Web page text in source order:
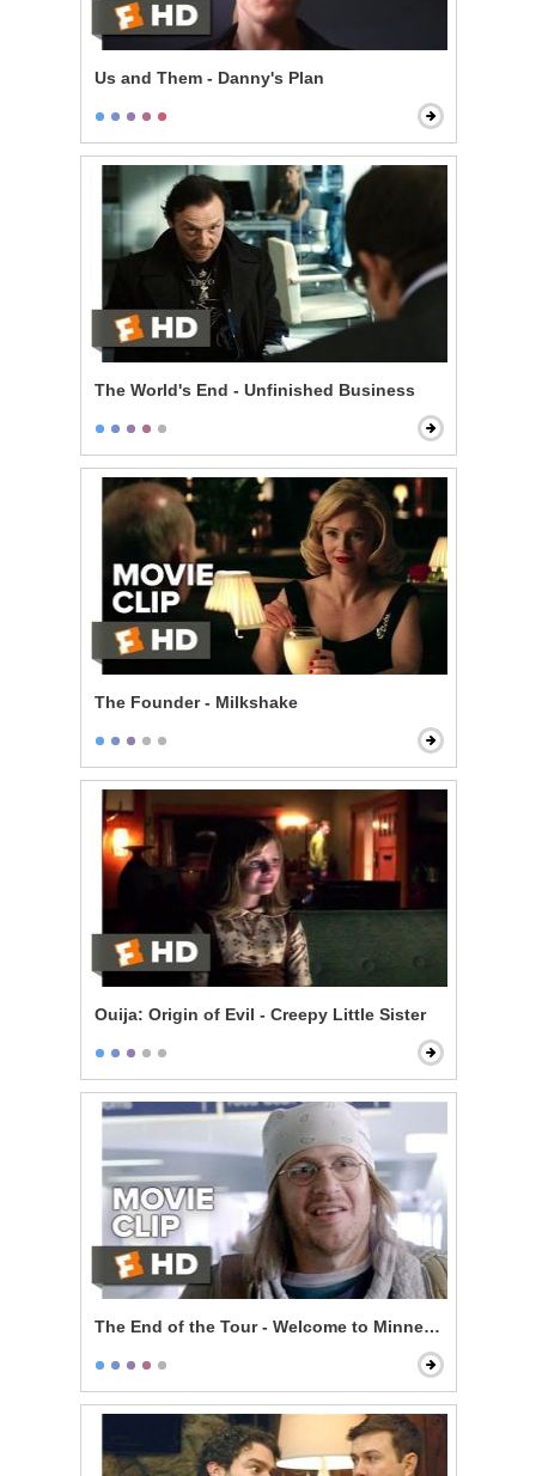
Us and Them - Danny's Plan
The World's End - Unfinished Business
The Founder - Milkshake
Ouija: Origin of Evil - Creepy Little Sister
The End of the Tour - Welcome to Minneapolis